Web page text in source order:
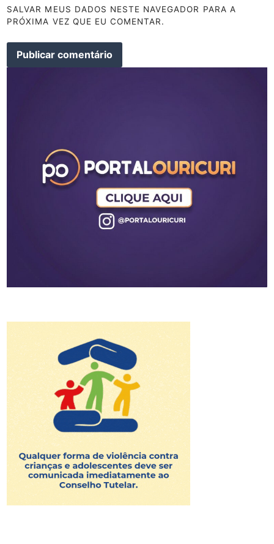
SALVAR MEUS DADOS NESTE NAVEGADOR PARA A
PRÓXIMA VEZ QUE EU COMENTAR.